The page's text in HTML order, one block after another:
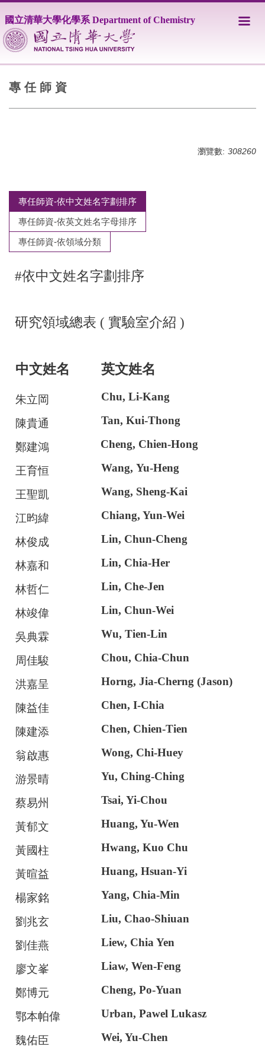
到
主
要
區
國立清華大學化學系 Department of Chemistry
專 任 師 資
瀏覽數: 308260
專任師資-依中文姓名字劃排序
專任師資-依英文姓名字母排序
專任師資-依領域分類
#依中文姓名字劃排序
研究領域總表 ( 實驗室介紹 )
中文姓名 英文姓名
朱立岡 Chu, Li-Kang
陳貴通 Tan, Kui-Thong
鄭建鴻 Cheng, Chien-Hong
王育恒 Wang, Yu-Heng
王聖凱 Wang, Sheng-Kai
江昀緯 Chiang, Yun-Wei
林俊成 Lin, Chun-Cheng
林嘉和 Lin, Chia-Her
林哲仁 Lin, Che-Jen
林竣偉 Lin, Chun-Wei
吳典霖 Wu, Tien-Lin
周佳駿 Chou, Chia-Chun
洪嘉呈 Horng, Jia-Cherng (Jason)
陳益佳 Chen, I-Chia
陳建添 Chen, Chien-Tien
翁啟惠 Wong, Chi-Huey
游景晴 Yu, Ching-Ching
蔡易州 Tsai, Yi-Chou
黃郁文 Huang, Yu-Wen
黃國柱 Hwang, Kuo Chu
黃暄益 Huang, Hsuan-Yi
楊家銘 Yang, Chia-Min
劉兆玄 Liu, Chao-Shiuan
劉佳燕 Liew, Chia Yen
廖文峯 Liaw, Wen-Feng
鄭博元 Cheng, Po-Yuan
鄂本帕偉 Urban, Pawel Lukasz
魏佑臣 Wei, Yu-Chen